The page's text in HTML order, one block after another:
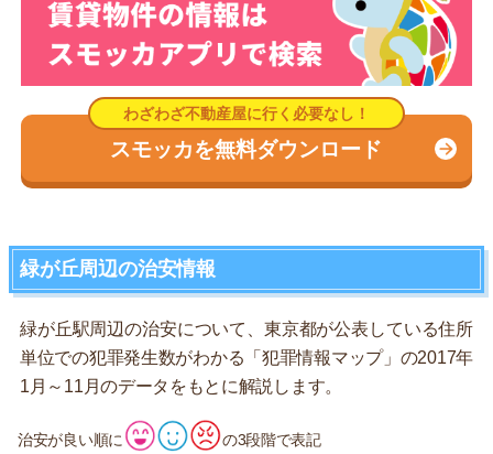
スモッカを無料ダウンロード
緑が丘周辺の治安情報
緑が丘駅周辺の治安について、東京都が公表している住所
単位での犯罪発生数がわかる「犯罪情報マップ」の2017年
1月～11月のデータをもとに解説します。
治安が良い順に の3段階で表記